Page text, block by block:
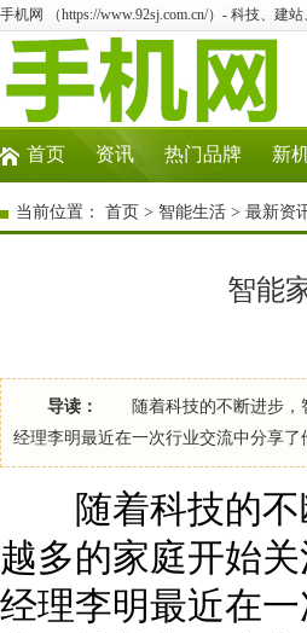
手机网 （https://www.92sj.com.cn/）- 科技、建
首页 资讯 热门品牌 新
当前位置： 首页 > 智能生活 > 最新资
智能
导读：
随着科技的不断进步，智
经理李明最近在一次行业交流中分享
随着科技的不
越多的家庭开始
经理李明最近在